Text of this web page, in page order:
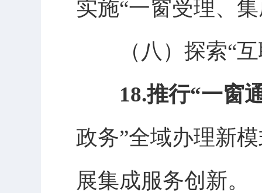
实施“一窗受理、
（八） 探索“
18.推行“一窗
政务”全域办理新
展集成服务创新。